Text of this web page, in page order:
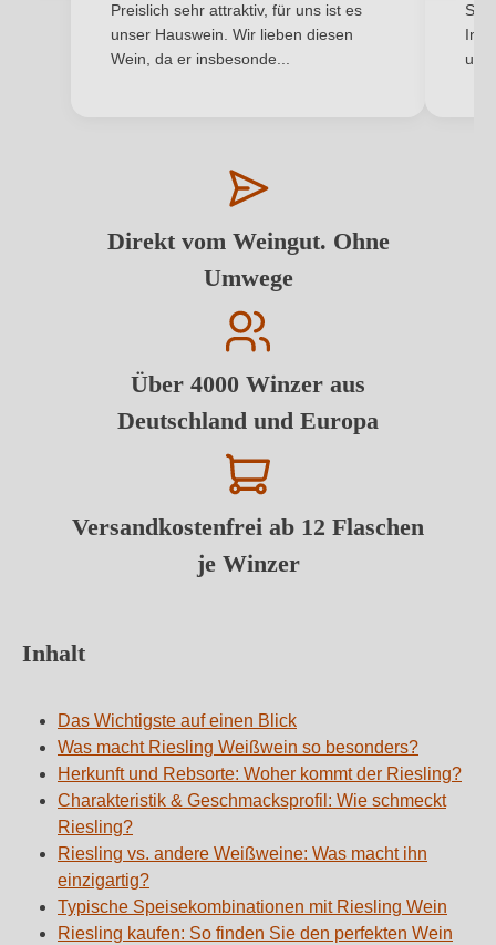
Preislich sehr attraktiv, für uns ist es
unser Hauswein. Wir lieben diesen
Wein, da er insbesonde...
und
Direkt vom Weingut. Ohne
Umwege
Über 4000 Winzer aus
Deutschland und Europa
Versandkostenfrei ab 12 Flaschen
je Winzer
Inhalt
Das Wichtigste auf einen Blick
Was macht Riesling Weißwein so besonders?
Herkunft und Rebsorte: Woher kommt der Riesling?
Charakteristik & Geschmacksprofil: Wie schmeckt
Riesling?
Riesling vs. andere Weißweine: Was macht ihn
einzigartig?
Typische Speisekombinationen mit Riesling Wein
Riesling kaufen: So finden Sie den perfekten Wein